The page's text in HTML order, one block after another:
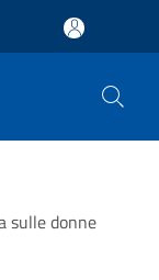
sulle donne